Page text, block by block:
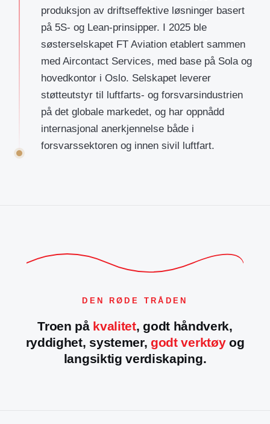
produksjon av driftseffektive løsninger basert
på 5S- og Lean-prinsipper. I 2025 ble
søsterselskapet FT Aviation etablert sammen
med Aircontact Services, med base på Sola og
hovedkontor i Oslo. Selskapet leverer
støtteutstyr til luftfarts- og forsvarsindustrien
på det globale markedet, og har oppnådd
internasjonal anerkjennelse både i
forsvarssektoren og innen sivil luftfart.
DEN RØDE TRÅDEN
Troen på kvalitet, godt håndverk,
ryddighet, systemer,godt verktøyog
langsiktig verdiskaping.